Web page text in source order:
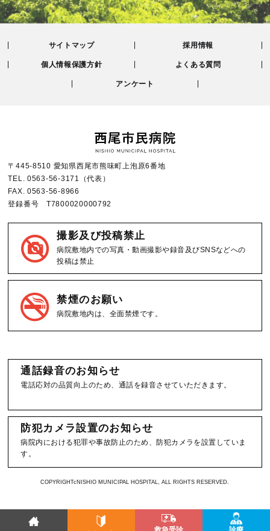
サイトマップ 採用情報
個人情報保護方針 よくある質問
アンケート
〒445-8510 愛知県西尾市熊味町上泡原6番地
TEL.0563-56-3171
（代表）
FAX.0563-56-8966
登録番号 T7800020000792
撮影及び投稿禁止
病院敷地内での写真・動画撮影や録音及びSNSなどへの
投稿は禁止
禁煙のお願い
病院敷地内は、全面禁煙です。
通話録音のお知らせ
電話応対の品質向上のため、通話を録音させていただきます。
防犯カメラ設置のお知らせ
病院内における犯罪や事故防止のため、防犯カメラを設置していま
す。
COPYRIGHTcNISHIO MUNICIPAL HOSPITAL, ALL RIGHTS RESERVED.